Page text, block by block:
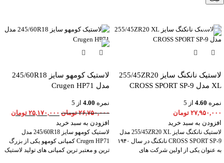
لاستیک نانکنگ سایز 255/45ZR20
XL مدل CROSS SPORT SP-9
نمره 4.60 از 5
۲۷,۹۵۰,۰۰۰ تومان
افزودن به سبد خرید
لاستیک نانکنگ سایز 255/45ZR20 XL مدل
CROSS SPORT SP-9 نانکنگ در سال ۱۹۴۰
به عنوان یکی از اولین شرکت های
-6%
لاستیک کومهو سایز 245/60R18
مدل Crugen HP71
نمره 4.00 از 5
۲۶,۷۵۰,۰۰۰ تومان ۲۵,۱۷۰,۰۰۰ تومان
افزودن به سبد خرید
لاستیک کومهو سایز 245/60R18 مدل
Crugen HP71 کمپانی کومهو یکی از بزرگ
ترین و معتبر ترین کمپانی های تولید لاستیک